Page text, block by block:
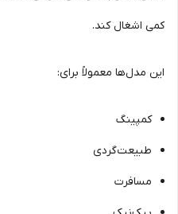
کمی اشغال کند.
این مدل‌ها معمولاً برای:
کمپینگ
طبیعت‌گردی
مسافرت